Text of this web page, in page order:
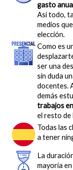
gasto
Así todo,
medios
elección.
Como es
ser una
sin duda
docentes.
demás
trabajos
el resto de
Todas las
a tener
La
mayoría